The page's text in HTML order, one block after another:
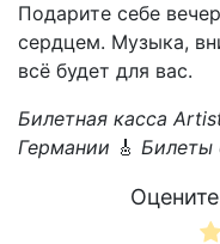
Подарите себе
сердцем. Музыка,
всё будет для вас.
Билетная касса
Германии 🎸 Билеты